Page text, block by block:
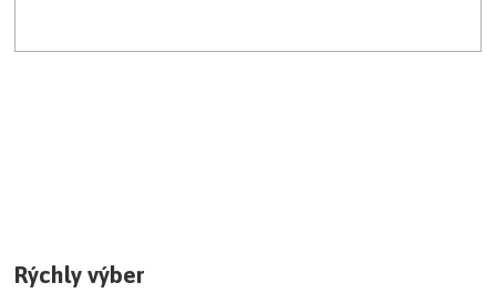
Rýchly výber